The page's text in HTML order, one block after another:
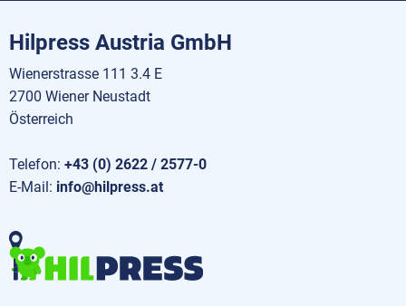
Hilpress Austria GmbH
Wienerstrasse 111 3.4 E
2700 Wiener Neustadt
Österreich
Telefon: +43 (0) 2622 / 2577-0
E-Mail: info@hilpress.at